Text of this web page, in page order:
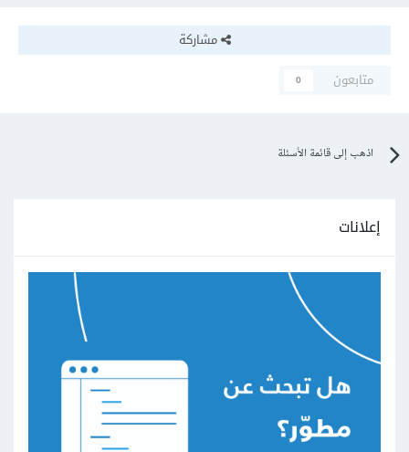
مشاركة
متابعون
0
اذهب إلى قائمة الأسئلة
إعلانات